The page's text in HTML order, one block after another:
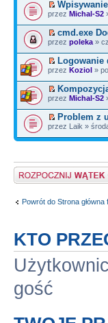
przez Michal-S2
cmd.exe
przez poleka »
Logowanie
przez Koziol »
przez Michal-S2
Problem z
przez Laik »
Napisz wątek
Powrót do Strona główna
KTO
gość